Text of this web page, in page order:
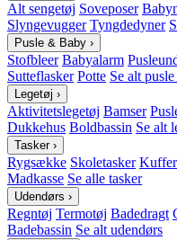
Alt sengetøj Soveposer
Slyngevugger Tyngdedyner
Pusle & Baby ›
Stofbleer Babyalarm
Sutteflasker Potte Se alt
Legetøj ›
Aktivitetslegetøj Bamser
Dukkehus Boldbassin Se alt
Tasker ›
Rygsække Skoletasker
Madkasse Se alle tasker
Udendørs ›
Regntøj Termotøj Badedragt
Badebassin Se alt udendørs